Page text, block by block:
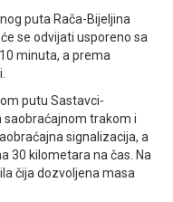
puta Rača-Bijeljina
se odvijati usporeno sa
minuta, a prema
putu Sastavci-
saobraćajnom trakom i
signalizacija, a
30 kilometara na čas. Na
čija dozvoljena masa